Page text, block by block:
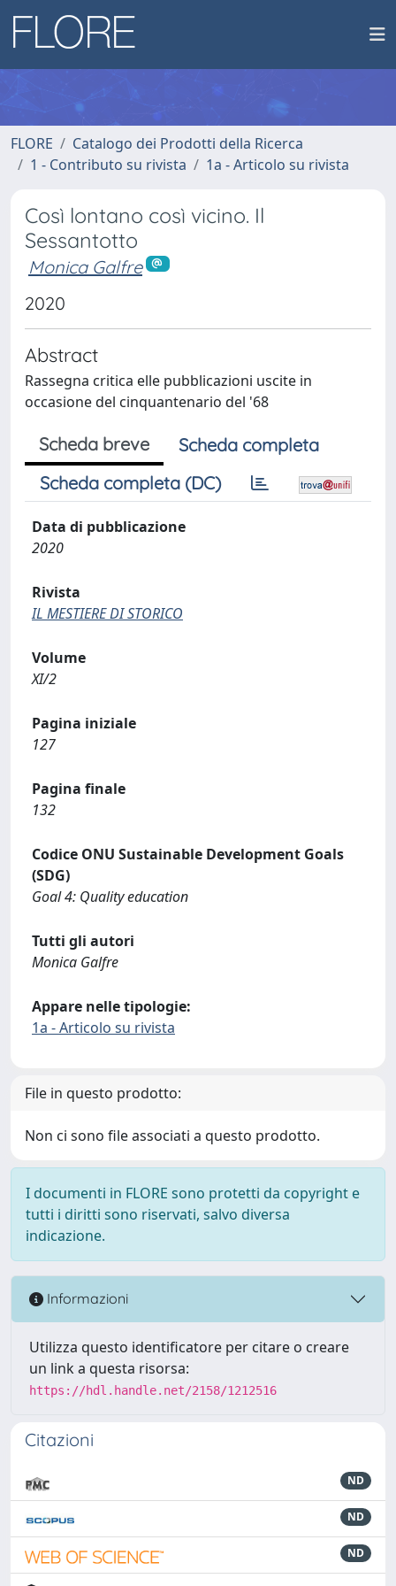
FLORE
Catalogo dei Prodotti della Ricerca
1 - Contributo su rivista
1a - Articolo su rivista
Così lontano così vicino. Il
Sessantotto
Monica Galfre
2020
Abstract
Rassegna critica elle pubblicazioni uscite in
occasione del cinquantenario del '68
Scheda breve
Scheda completa
Scheda completa (DC)
Data di pubblicazione
2020
Rivista
IL MESTIERE DI STORICO
Volume
XI/2
Pagina iniziale
127
Pagina finale
132
Codice ONU Sustainable Development Goals
(SDG)
Goal 4: Quality education
Tutti gli autori
Monica Galfre
Appare nelle tipologie:
1a - Articolo su rivista
File in questo prodotto:
Non ci sono file associati a questo prodotto.
I documenti in FLORE sono protetti da copyright e
tutti i diritti sono riservati, salvo diversa
indicazione.
Informazioni
Utilizza questo identificatore per citare o creare
un link a questa risorsa:
https://hdl.handle.net/2158/1212516
Citazioni
ND
ND
ND